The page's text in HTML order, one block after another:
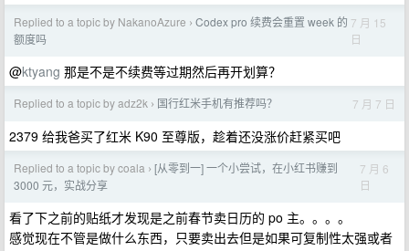
Replied to a topic by NakanoAzure › Codex pro 续费会重置 week 的
额度吗
7 月 15
日
@ktyang 那是不是不续费等过期然后再开划算？
Replied to a topic by adz2k › 国行红米手机有推荐吗？ 7 月 7 日
2379 给我爸买了红米 K90 至尊版，趁着还没涨价赶紧买吧
Replied to a topic by coala › [从零到一] 一个小尝试，在小红书赚到
3000 元，实战分享
7 月 6
日
看了下之前的贴纸才发现是之前春节卖日历的 po 主。。。。
感觉现在不管是做什么东西，只要卖出去但是如果可复制性太强或者